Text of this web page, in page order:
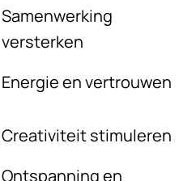
Samenwerking
versterken
Energie en vertrouwen
Creativiteit stimuleren
Ontspanning en